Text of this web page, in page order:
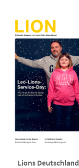
Lions Deutschland